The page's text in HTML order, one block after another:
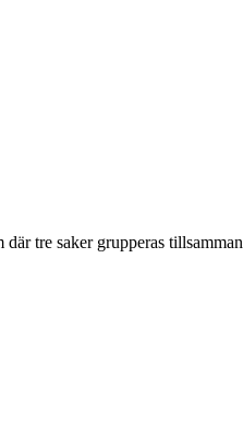
tre saker grupperas